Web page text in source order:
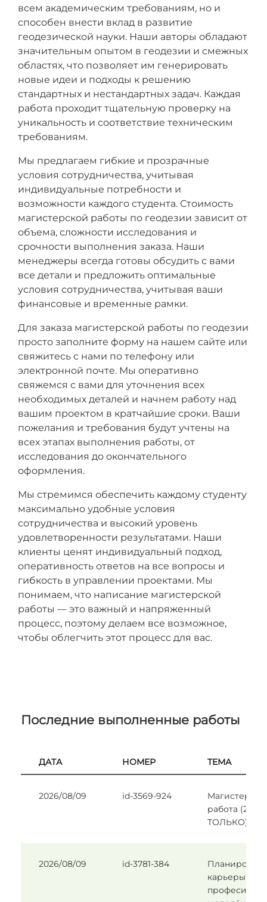
всем академическим требованиям, но и
способен внести вклад в развитие
геодезической науки. Наши авторы обладают
значительным опытом в геодезии и смежных
областях, что позволяет им генерировать
новые идеи и подходы к решению
стандартных и нестандартных задач. Каждая
работа проходит тщательную проверку на
уникальность и соответствие техническим
требованиям.
Мы предлагаем гибкие и прозрачные
условия сотрудничества, учитывая
индивидуальные потребности и
возможности каждого студента. Стоимость
магистерской работы по геодезии зависит от
объема, сложности исследования и
срочности выполнения заказа. Наши
менеджеры всегда готовы обсудить с вами
все детали и предложить оптимальные
условия сотрудничества, учитывая ваши
финансовые и временные рамки.
Для заказа магистерской работы по геодезии
просто заполните форму на нашем сайте или
свяжитесь с нами по телефону или
электронной почте. Мы оперативно
свяжемся с вами для уточнения всех
необходимых деталей и начнем работу над
вашим проектом в кратчайшие сроки. Ваши
пожелания и требования будут учтены на
всех этапах выполнения работы, от
исследования до окончательного
оформления.
Мы стремимся обеспечить каждому студенту
максимально удобные условия
сотрудничества и высокий уровень
удовлетворенности результатами. Наши
клиенты ценят индивидуальный подход,
оперативность ответов на все вопросы и
гибкость в управлении проектами. Мы
понимаем, что написание магистерской
работы — это важный и напряженный
процесс, поэтому делаем все возможное,
чтобы облегчить этот процесс для вас.
Последние выполненные работы
ДАТА НОМЕР ТЕМА
2026/08/09 id-3569-924
работа (2
ТОЛЬКО).
2026/08/09 id-3781-384
карьеры и
професии